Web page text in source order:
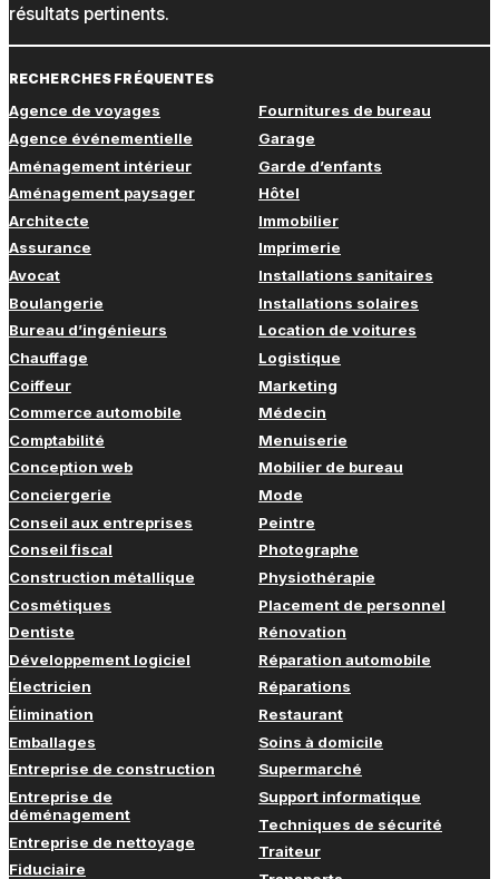
résultats pertinents.
RECHERCHES FRÉQUENTES
Agence de voyages
Agence événementielle
Aménagement intérieur
Aménagement paysager
Architecte
Assurance
Avocat
Boulangerie
Bureau d’ingénieurs
Chauffage
Coiffeur
Commerce automobile
Comptabilité
Conception web
Conciergerie
Conseil aux entreprises
Conseil fiscal
Construction métallique
Cosmétiques
Dentiste
Développement logiciel
Électricien
Élimination
Emballages
Entreprise de construction
Entreprise de
déménagement
Entreprise de nettoyage
Fiduciaire
Fournitures de bureau
Garage
Garde d’enfants
Hôtel
Immobilier
Imprimerie
Installations sanitaires
Installations solaires
Location de voitures
Logistique
Marketing
Médecin
Menuiserie
Mobilier de bureau
Mode
Peintre
Photographe
Physiothérapie
Placement de personnel
Rénovation
Réparation automobile
Réparations
Restaurant
Soins à domicile
Supermarché
Support informatique
Techniques de sécurité
Traiteur